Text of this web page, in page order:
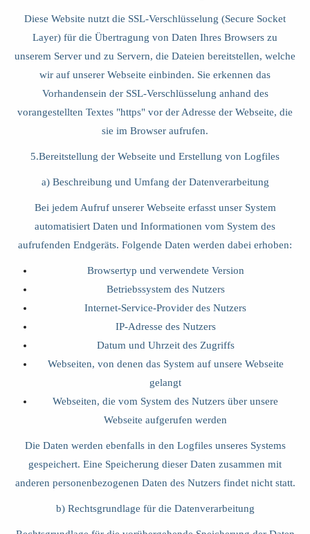
Diese Website nutzt die SSL-Verschlüsselung (Secure Socket
Layer) für die Übertragung von Daten Ihres Browsers zu
unserem Server und zu Servern, die Dateien bereitstellen, welche
wir auf unserer Webseite einbinden. Sie erkennen das
Vorhandensein der SSL-Verschlüsselung anhand des
vorangestellten Textes "https" vor der Adresse der Webseite, die
sie im Browser aufrufen.
5.Bereitstellung der Webseite und Erstellung von Logfiles
a) Beschreibung und Umfang der Datenverarbeitung
Bei jedem Aufruf unserer Webseite erfasst unser System
automatisiert Daten und Informationen vom System des
aufrufenden Endgeräts. Folgende Daten werden dabei erhoben:
Browsertyp und verwendete Version
Betriebssystem des Nutzers
Internet-Service-Provider des Nutzers
IP-Adresse des Nutzers
Datum und Uhrzeit des Zugriffs
Webseiten, von denen das System auf unsere Webseite
gelangt
Webseiten, die vom System des Nutzers über unsere
Webseite aufgerufen werden
Die Daten werden ebenfalls in den Logfiles unseres Systems
gespeichert. Eine Speicherung dieser Daten zusammen mit
anderen personenbezogenen Daten des Nutzers findet nicht statt.
b) Rechtsgrundlage für die Datenverarbeitung